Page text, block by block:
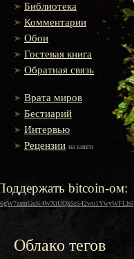
Библиотека
Комментарии
Обои
Гостевая книга
Обратная связь
Врата миров
Бестиарий
Интервью
Рецензии на книги
bitcoin-ом:
Облако тегов